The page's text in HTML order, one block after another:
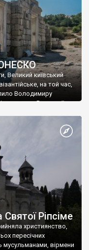
Великий київський
на той час,
Володимиру
Василю ІІ, та
християнином.
Таврійського
Ріпсіме
християнство,
пересічних
мусульманами, вірмени